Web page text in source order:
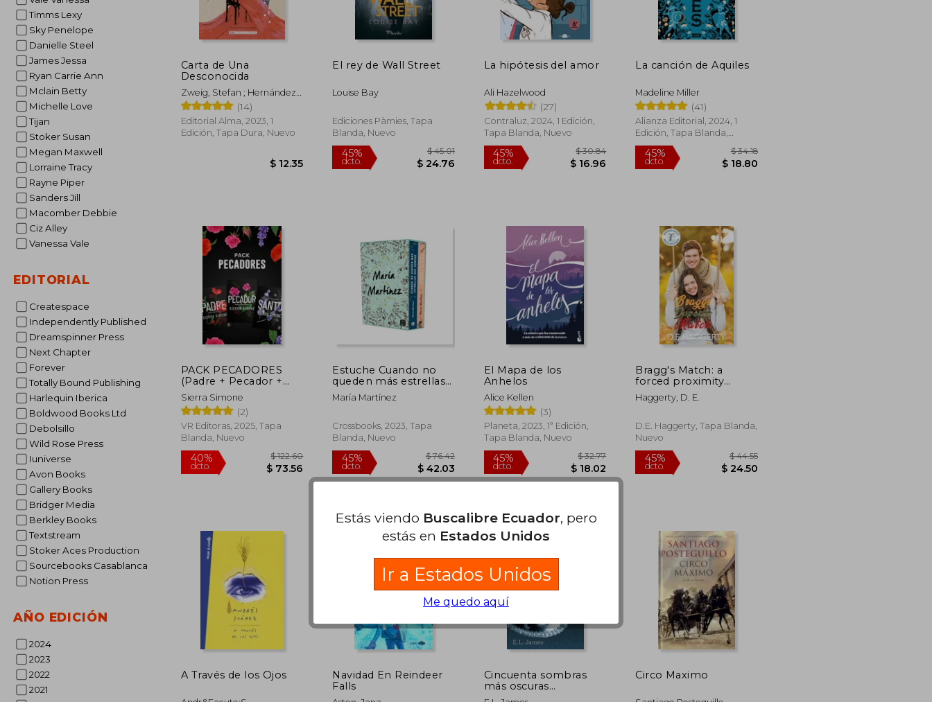
Timms Lexy
Sky Penelope
Danielle Steel
James Jessa
Ryan Carrie Ann
Mclain Betty
Michelle Love
Tijan
Stoker Susan
Megan Maxwell
Lorraine Tracy
Rayne Piper
Sanders Jill
Macomber Debbie
Ciz Alley
Vanessa Vale
EDITORIAL
Createspace
Independently Published
Dreamspinner Press
Next Chapter
Forever
Totally Bound Publishing
Harlequin Iberica
Boldwood Books Ltd
Debolsillo
Wild Rose Press
Iuniverse
Avon Books
Gallery Books
Bridger Media
Berkley Books
Textstream
Stoker Aces Production
Sourcebooks Casablanca
Notion Press
AÑO EDICIÓN
2024
2023
2022
2021
Carta de Una
Desconocida
Zweig, Stefan ; Hernández
Rodilla, Itziar ; Segovia,
Carmen
(14)
Editorial Alma, 2023, 1
Edición, Tapa Dura, Nuevo
El rey de Wall Street
Louise Bay
Ediciones Pàmies, Tapa
Blanda, Nuevo
45%
dcto.
La hipótesis del amor
Ali Hazelwood
(27)
Contraluz, 2024, 1 Edición,
Tapa Blanda, Nuevo
45%
dcto.
$ 30.84
$ 16.96
La canción de Aquiles
Madeline Miller
(41)
Alianza Editorial, 2024, 1
Edición, Tapa Blanda,
Nuevo
45%
dcto.
PACK PECADORES
(Padre + Pecador +
Santo)
Sierra Simone
(2)
VR Editoras, 2025, Tapa
Blanda, Nuevo
40%
$ 73.56
Estuche Cuando no
queden más estrellas
que contar + Lo que la
nieve susurra al caer
María Martínez
Crossbooks, 2023, Tapa
Blanda, Nuevo
dcto. $ 42.03
El Mapa de los
Anhelos
Alice Kellen
(3)
Planeta, 2023, 1ª Edición,
Tapa Blanda, Nuevo
dcto.
$ 32.77
$ 18.02
Bragg's Match: a
forced proximity
reverse age gap small
town romantic
Haggerty, D. E.
D.E. Haggerty, Tapa Blanda,
Nuevo
45%
dcto.
A Través de los Ojos
Navidad En Reindeer
Falls
Cincuenta sombras
más oscuras
(Cincuenta sombras 2)
Circo Maximo
Estás viendo Buscalibre Ecuador, pero
estás en Estados Unidos
Ir a Estados Unidos
Me quedo aquí